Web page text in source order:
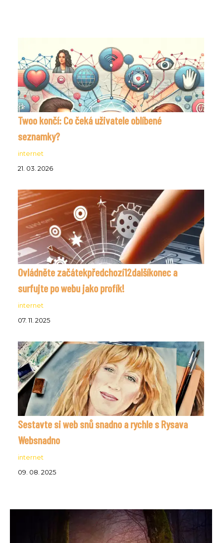
Twoo končí: Co čeká uživatele oblíbené
seznamky?
internet
21. 03. 2026
Ovládněte začátekpředchozí12dalšíkonec a
surfujte po webu jako profík!
internet
07. 11. 2025
Sestavte si web snů snadno a rychle s Rysava
Websnadno
internet
09. 08. 2025